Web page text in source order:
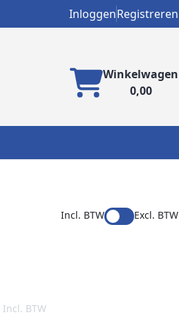
InloggenRegistreren
Winkelwagen
0,00
Incl. BTW
Excl. BTW
Incl. BTW